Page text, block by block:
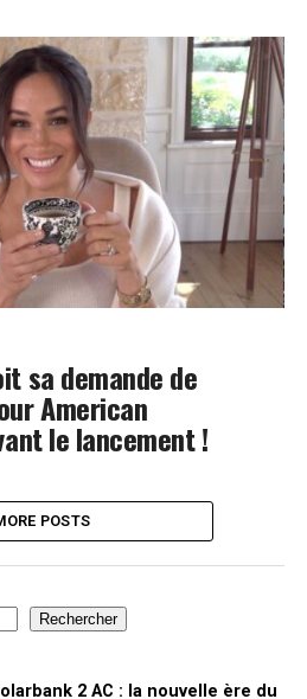
sa demande de
American
le lancement !
POSTS
Rechercher
2 AC : la nouvelle ère du